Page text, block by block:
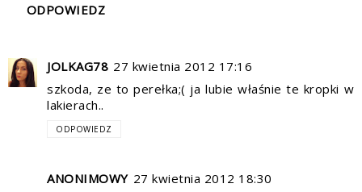
ODPOWIEDZ
JOLKAG78 27 kwietnia 2012 17:16
szkoda, ze to perełka;( ja lubie właśnie te kropki w
lakierach..
ODPOWIEDZ
ANONIMOWY 27 kwietnia 2012 18:30